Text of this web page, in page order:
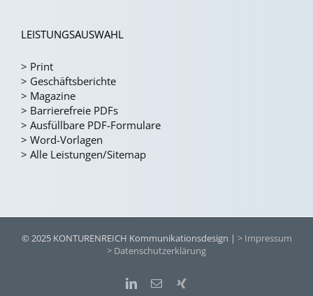
LEISTUNGSAUSWAHL
> Print
> Geschäftsberichte
> Magazine
> Barrierefreie PDFs
> Ausfüllbare PDF-Formulare
> Word-Vorlagen
> Alle Leistungen/Sitemap
© 2025 KONTURENREICH Kommunikationsdesign | > Impressum
> Datenschutzerklärung
LinkedIn
E-
Xing